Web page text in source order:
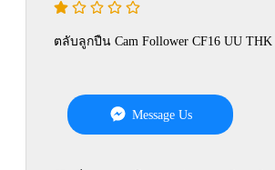
ตลับลูกปืน Cam Follower CF16 UU THK
Message Us